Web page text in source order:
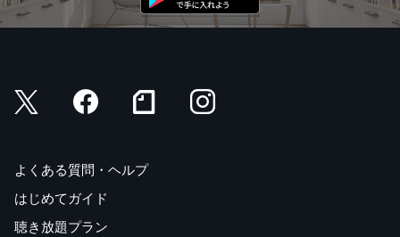
よくある質問・ヘルプ
はじめてガイド
聴き放題プラン